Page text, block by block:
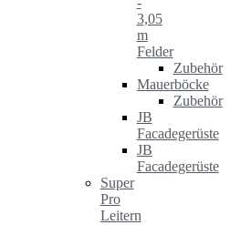
3,05
m
Felder
Zubehör
Mauerböcke
Zubehör
JB
Facadegerüste
JB
Facadegerüste
Super
Pro
Leitern